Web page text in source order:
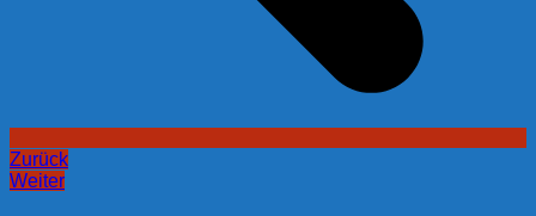
Zurück
Weiter